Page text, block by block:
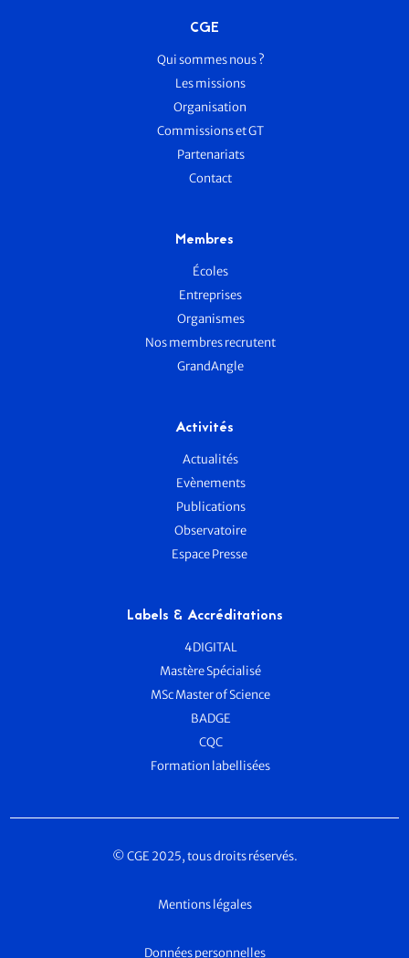
CGE
Qui sommes nous ?
Les missions
Organisation
Commissions et GT
Partenariats
Contact
Membres
Écoles
Entreprises
Organismes
Nos membres recrutent
GrandAngle
Activités
Actualités
Evènements
Publications
Observatoire
Espace Presse
Labels & Accréditations
4DIGITAL
Mastère Spécialisé
MSc Master of Science
BADGE
CQC
Formation labellisées
© CGE 2025, tous droits réservés.
Mentions légales
Données personnelles